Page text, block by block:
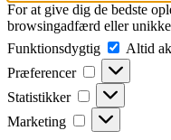
For at give dig de bedste
browsingadfærd eller
Funktionsdygtig
Altid
Præferencer
Præferencer
Statistikker Statistikker
Marketing Marketing